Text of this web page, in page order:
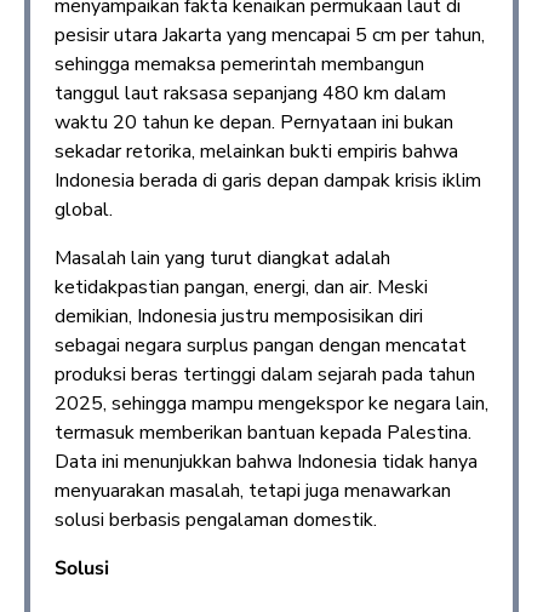
menyampaikan fakta kenaikan permukaan laut di
pesisir utara Jakarta yang mencapai 5 cm per tahun,
sehingga memaksa pemerintah membangun
tanggul laut raksasa sepanjang 480 km dalam
waktu 20 tahun ke depan. Pernyataan ini bukan
sekadar retorika, melainkan bukti empiris bahwa
Indonesia berada di garis depan dampak krisis iklim
global.
Masalah lain yang turut diangkat adalah
ketidakpastian pangan, energi, dan air. Meski
demikian, Indonesia justru memposisikan diri
sebagai negara surplus pangan dengan mencatat
produksi beras tertinggi dalam sejarah pada tahun
2025, sehingga mampu mengekspor ke negara lain,
termasuk memberikan bantuan kepada Palestina.
Data ini menunjukkan bahwa Indonesia tidak hanya
menyuarakan masalah, tetapi juga menawarkan
solusi berbasis pengalaman domestik.
Solusi